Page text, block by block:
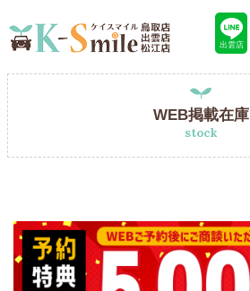
出雲店
WEB掲載在庫
stock